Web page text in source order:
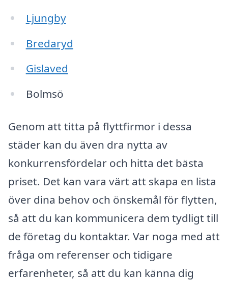
Ljungby
Bredaryd
Gislaved
Bolmsö
Genom att titta på flyttfirmor i dessa
städer kan du även dra nytta av
konkurrensfördelar och hitta det bästa
priset. Det kan vara värt att skapa en lista
över dina behov och önskemål för flytten,
så att du kan kommunicera dem tydligt till
de företag du kontaktar. Var noga med att
fråga om referenser och tidigare
erfarenheter, så att du kan känna dig